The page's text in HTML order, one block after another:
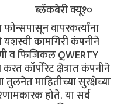
क्यू१०
वापरकर्त्यांना
कामगिरी कंपनीने
व फिजिकल QWERTY
कॉर्पोरेट क्षेत्रात कंपनीने
माहितीच्या सुरक्षेच्या
होते. या सर्व